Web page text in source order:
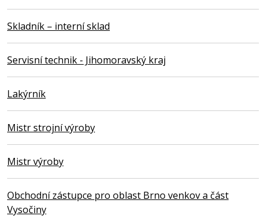
Skladník – interní sklad
Servisní technik - Jihomoravský kraj
Lakýrník
Mistr strojní výroby
Mistr výroby
Obchodní zástupce pro oblast Brno venkov a část
Vysočiny